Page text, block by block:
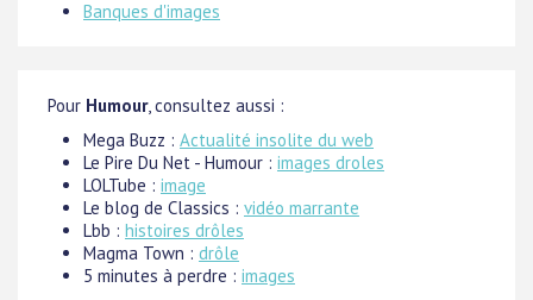
Banques d'images
Pour Humour, consultez aussi :
Mega Buzz : Actualité insolite du web
Le Pire Du Net - Humour : images droles
LOLTube : image
Le blog de Classics : vidéo marrante
Lbb : histoires drôles
Magma Town : drôle
5 minutes à perdre : images